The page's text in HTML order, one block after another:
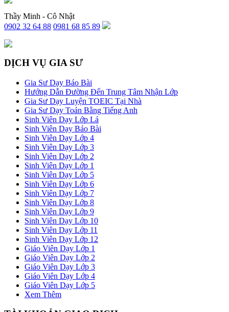
Thầy Minh - Cô Nhật
0902 32 64 88 0981 68 85 89
DỊCH VỤ GIA SƯ
Gia Sư Dạy Báo Bài
Hướng Dẫn Đường Đến Trung Tâm Nhận Lớp
Gia Sư Dạy Luyện TOEIC Tại Nhà
Gia Sư Dạy Toán Bằng Tiếng Anh
Sinh Viên Dạy Lớp Lá
Sinh Viên Dạy Báo Bài
Sinh Viên Dạy Lớp 4
Sinh Viên Dạy Lớp 3
Sinh Viên Dạy Lớp 2
Sinh Viên Dạy Lớp 1
Sinh Viên Dạy Lớp 5
Sinh Viên Dạy Lớp 6
Sinh Viên Dạy Lớp 7
Sinh Viên Dạy Lớp 8
Sinh Viên Dạy Lớp 9
Sinh Viên Dạy Lớp 10
Sinh Viên Dạy Lớp 11
Sinh Viên Dạy Lớp 12
Giáo Viên Dạy Lớp 1
Giáo Viên Dạy Lớp 2
Giáo Viên Dạy Lớp 3
Giáo Viên Dạy Lớp 4
Giáo Viên Dạy Lớp 5
Xem Thêm